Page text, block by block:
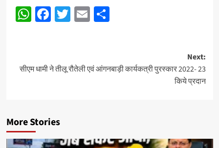
WhatsApp
Facebook
Twitter
EmailShare
navigation
Next:
सीएम धामी ने तीलू रौतेली एवं आंगनबाड़ी कार्यकत्री पुरस्कार 2022- 23
किये प्रदान
More Stories